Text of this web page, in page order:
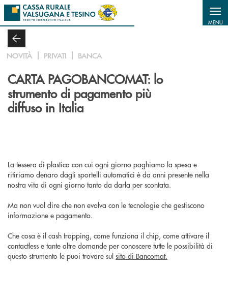
Salta al contenuto principale
MENU
NOVITÀ PRIVATI BANCA
CARTA PAGOBANCOMAT: lo
strumento di pagamento più
diffuso in Italia
La tessera di plastica con cui ogni giorno paghiamo la spesa e
ritiriamo denaro dagli sportelli automatici è da anni presente nella
nostra vita di ogni giorno tanto da darla per scontata.
Ma non vuol dire che non evolva con le tecnologie che gestiscono
informazione e pagamento.
Che cosa è il cash trapping, come funziona il chip, come attivare il
contactless e tante altre domande per conoscere tutte le possibilità di
questo strumento le puoi trovare sul sito di Bancomat.